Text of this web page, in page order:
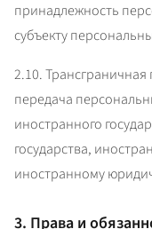
принадлежность
субъекту
2.10.
передача
иностранного
государства,
иностранному
3. Права и